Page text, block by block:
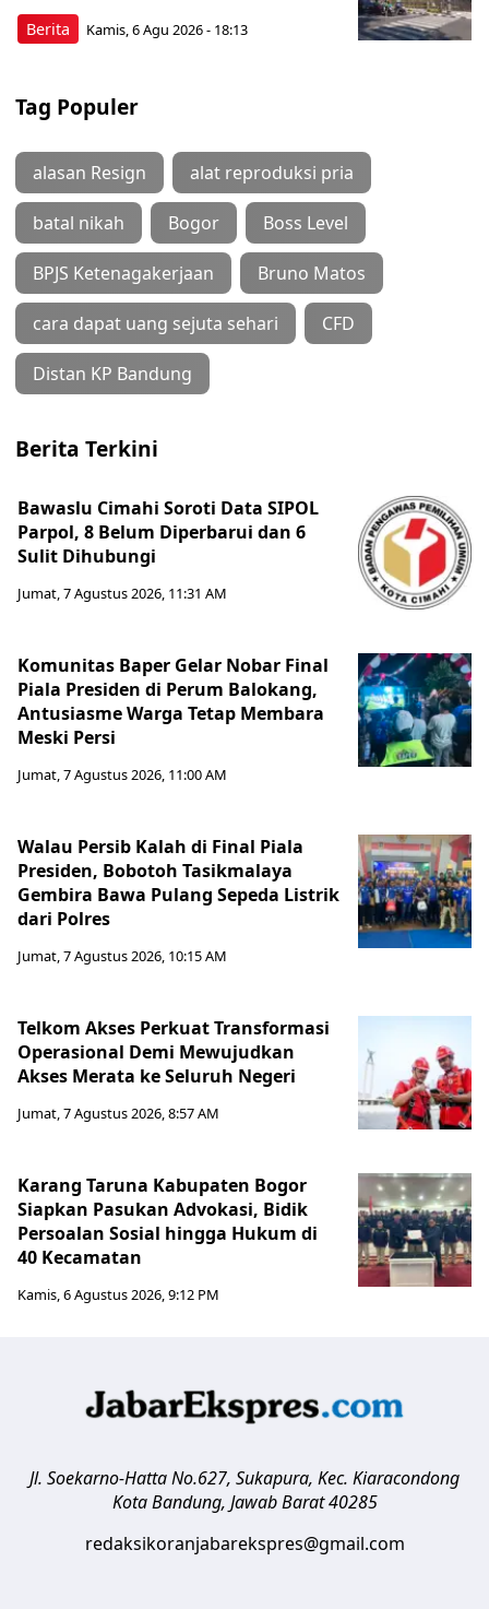
Berita Kamis, 6 Agu 2026 - 18:13
Tag Populer
alasan Resign alat reproduksi pria
batal nikah Bogor Boss Level
BPJS Ketenagakerjaan Bruno Matos
cara dapat uang sejuta sehari CFD
Distan KP Bandung
Berita Terkini
Bawaslu Cimahi Soroti Data SIPOL
Parpol, 8 Belum Diperbarui dan 6
Sulit Dihubungi
Jumat, 7 Agustus 2026, 11:31 AM
Komunitas Baper Gelar Nobar Final
Piala Presiden di Perum Balokang,
Antusiasme Warga Tetap Membara
Meski Persi
Jumat, 7 Agustus 2026, 11:00 AM
Walau Persib Kalah di Final Piala
Presiden, Bobotoh Tasikmalaya
Gembira Bawa Pulang Sepeda Listrik
dari Polres
Jumat, 7 Agustus 2026, 10:15 AM
Telkom Akses Perkuat Transformasi
Operasional Demi Mewujudkan
Akses Merata ke Seluruh Negeri
Jumat, 7 Agustus 2026, 8:57 AM
Karang Taruna Kabupaten Bogor
Siapkan Pasukan Advokasi, Bidik
Persoalan Sosial hingga Hukum di
40 Kecamatan
Kamis, 6 Agustus 2026, 9:12 PM
Jl. Soekarno-Hatta No.627, Sukapura, Kec. Kiaracondong
Kota Bandung, Jawab Barat 40285
redaksikoranjabarekspres@gmail.com